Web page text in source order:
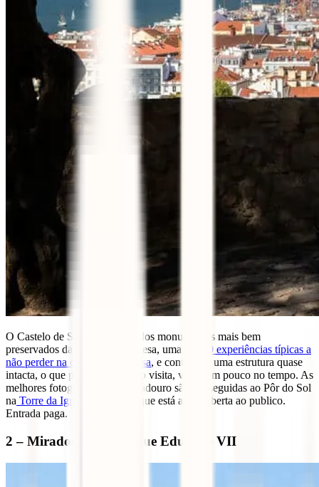
O Castelo de São Jorge é um dos monumentos mais bem
preservados da capital portuguesa, uma das
10 experiências típicas a
não perder na capital portuguesa, e conta com uma estrutura quase
intacta, o que permite a quem o visita, viajar um pouco no tempo. As
melhores fotografias deste miradouro são conseguidas ao Pôr do Sol
na Torre da Igreja do Castelo
que está agora aberta ao publico.
Entrada paga.
2 – Miradouro do Parque Eduardo VII